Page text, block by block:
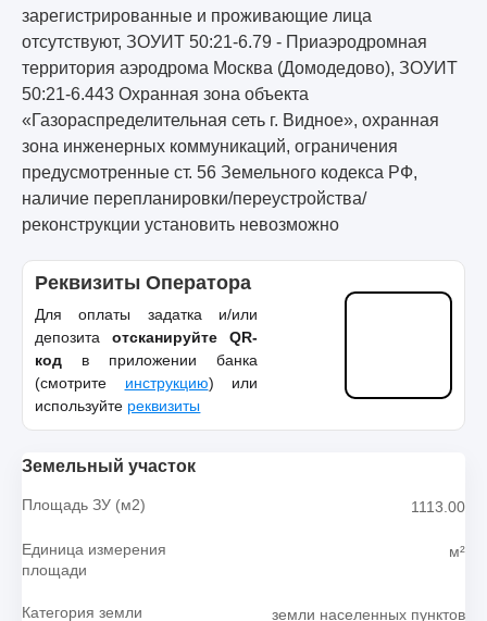
зарегистрированные и проживающие лица
отсутствуют, ЗОУИТ 50:21-6.79 - Приаэродромная
территория аэродрома Москва (Домодедово), ЗОУИТ
50:21-6.443 Охранная зона объекта
«Газораспределительная сеть г. Видное», охранная
зона инженерных коммуникаций, ограничения
предусмотренные ст. 56 Земельного кодекса РФ,
наличие перепланировки/переустройства/
реконструкции установить невозможно
Реквизиты Оператора
Для оплаты задатка и/или
депозита отсканируйте QR-
код в приложении банка
(смотрите инструкцию) или
используйте реквизиты
Земельный участок
Площадь ЗУ (м2) 1113.00
Единица измерения
площади
м²
Категория земли земли населенных пунктов